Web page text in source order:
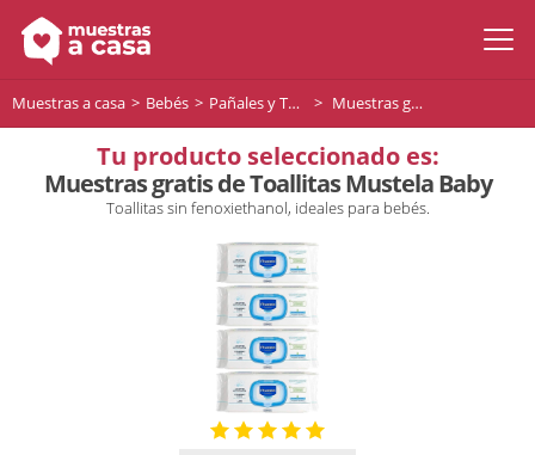
Muestras a casa Bebés Pañales y Toallitas para bebés Muestras gratis de Toallitas Mustela Baby
Tu producto seleccionado es:
Muestras gratis de Toallitas Mustela Baby
Toallitas sin fenoxiethanol, ideales para bebés.